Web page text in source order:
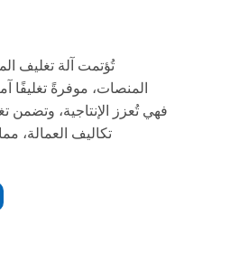
تُؤتمت آلة تغليف
المنصات، موفرةً تغليفًا
فهي تُعزز الإنتاجية، وتضمن
تكاليف العمالة،